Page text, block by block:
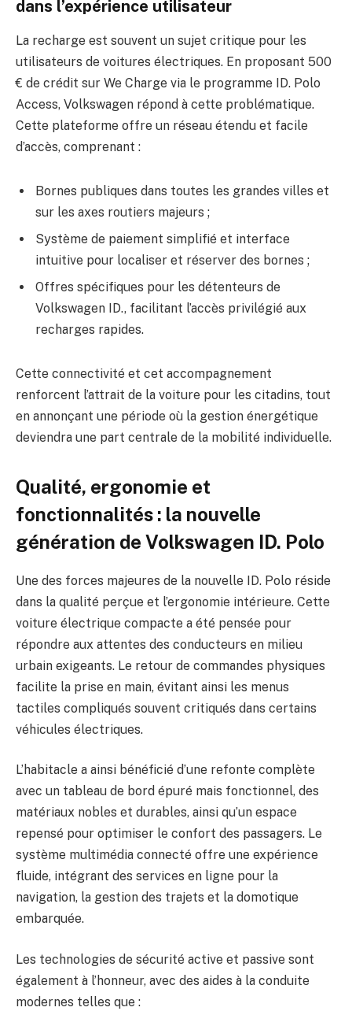
dans l’expérience utilisateur
La recharge est souvent un sujet critique pour les
utilisateurs de voitures électriques. En proposant 500
€ de crédit sur We Charge via le programme ID. Polo
Access, Volkswagen répond à cette problématique.
Cette plateforme offre un réseau étendu et facile
d’accès, comprenant :
Bornes publiques dans toutes les grandes villes et
sur les axes routiers majeurs ;
Système de paiement simplifié et interface
intuitive pour localiser et réserver des bornes ;
Offres spécifiques pour les détenteurs de
Volkswagen ID., facilitant l’accès privilégié aux
recharges rapides.
Cette connectivité et cet accompagnement
renforcent l’attrait de la voiture pour les citadins, tout
en annonçant une période où la gestion énergétique
deviendra une part centrale de la mobilité individuelle.
Qualité, ergonomie et
fonctionnalités : la nouvelle
génération de Volkswagen ID. Polo
Une des forces majeures de la nouvelle ID. Polo réside
dans la qualité perçue et l’ergonomie intérieure. Cette
voiture électrique compacte a été pensée pour
répondre aux attentes des conducteurs en milieu
urbain exigeants. Le retour de commandes physiques
facilite la prise en main, évitant ainsi les menus
tactiles compliqués souvent critiqués dans certains
véhicules électriques.
L’habitacle a ainsi bénéficié d’une refonte complète
avec un tableau de bord épuré mais fonctionnel, des
matériaux nobles et durables, ainsi qu’un espace
repensé pour optimiser le confort des passagers. Le
système multimédia connecté offre une expérience
fluide, intégrant des services en ligne pour la
navigation, la gestion des trajets et la domotique
embarquée.
Les technologies de sécurité active et passive sont
également à l’honneur, avec des aides à la conduite
modernes telles que :